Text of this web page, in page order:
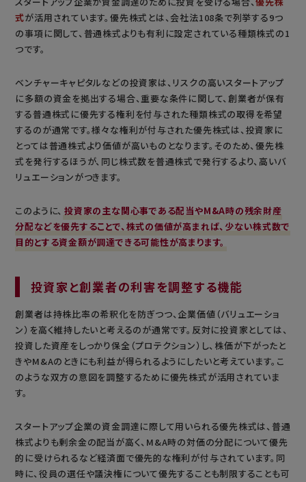
式が活用されています。優先株式とは、会社法108条で列挙する9つ
の事項に関して、普通株式よりも有利に設定されている種類株式の1
つです。
ベンチャーキャピタルなどの投資家は、リスクの高いスタートアップ
に多額の資金を拠出する場合、重要な条件に関して、創業者が保有
する普通株式に優先する権利を付与された種類株式の取得を希望
するのが通常です。様々な権利が付与された優先株式は、投資家に
とっては普通株式より価値が高いものとなります。そのため、優先株
式を発行するほうが、同じ株式数を普通株式で発行するより、高いバ
リュエーションがつきます。
このように、 投資家の主な関心事である配当やM&A時の残余財産
分配などを優先することで、株式の価値が高まれば、少ない株式数で
目的とする資金額が調達できる可能性が高まります。
投資家と創業者の利害を調整する機能
創業者は持株比率の希釈化を防ぎつつ、企業価値（バリュエーショ
ン）を高く維持したいと考えるのが通常です。反対に投資家としては、
投資した資産をしっかり保全（プロテクション）し、株価が下がったと
きやM&Aのときにも利益が得られるようにしたいと考えています。こ
のような双方の意図を調整するために優先株式が活用されていま
す。
スタートアップ企業の資金調達に際して用いられる優先株式は、普通
株式よりも剰余金の配当が高く、M&A時の対価の分配について優先
的に受けられるなど経済面で優先的な権利が付与されています。同
時に、役員の選任や議決権について優先することも制限することも可